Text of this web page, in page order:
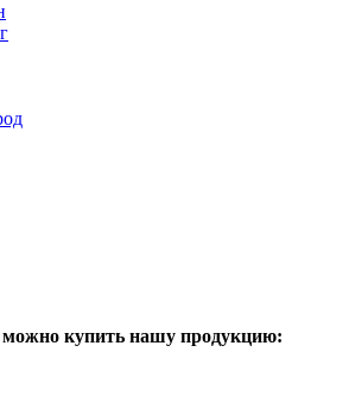
можно купить нашу продукцию: